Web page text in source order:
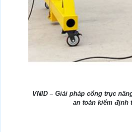
VNID – Giải pháp cổng trục
an toàn kiểm định